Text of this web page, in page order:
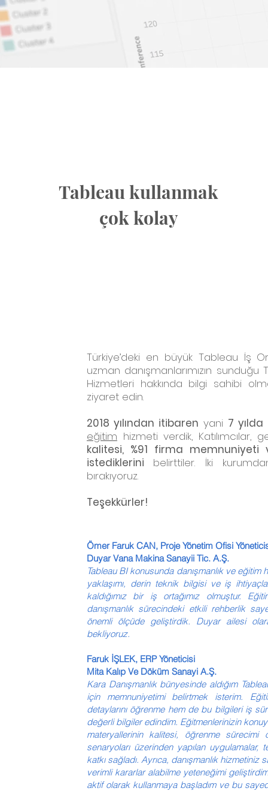
Tableau kullanmak
çok kolay
Türkiye’deki en büyük Tableau İş
uzman danışmanlarımızın sunduğu
Hizmetleri hakkında bilgi sahibi
ziyaret edin.
2018 yılından itibaren yani 7 yılda
eğitim hizmeti verdik,
kalitesi, %91 firma
istediklerini belirttiler. İki
bırakıyoruz.
Teşekkürler!
Ömer Faruk CAN, Proje Yönetim Ofisi
Duyar Vana Makina Sanayii Tic. A.Ş.
Tableau BI konusunda danışmanlık ve eğitim
yaklaşımı, derin teknik bilgisi ve iş
kaldığımız bir iş ortağımız olmuştur.
danışmanlık sürecindeki etkili rehberlik
önemli ölçüde geliştirdik. Duyar ailesi
bekliyoruz.
Faruk İŞLEK, ERP Yöneticisi
Mita Kalıp Ve Döküm Sanayi A.Ş.
Kara Danışmanlık bünyesinde aldığım
için memnuniyetimi belirtmek isterim.
detaylarını öğrenme hem de bu bilgileri iş
değerli bilgiler edindim. Eğitmenlerinizin
materyallerinin kalitesi, öğrenme sürecimi
senaryoları üzerinden yapılan
katkı sağladı. Ayrıca, danışmanlık
verimli kararlar alabilme yeteneğimi
aktif olarak kullanmaya başladım ve bu